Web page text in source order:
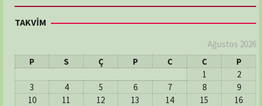
TAKVİM
Ağustos 2026
P
S Ç P C C
P
1
2
3
4 5 6 7 8
9
10
11 12 13 14 15
16